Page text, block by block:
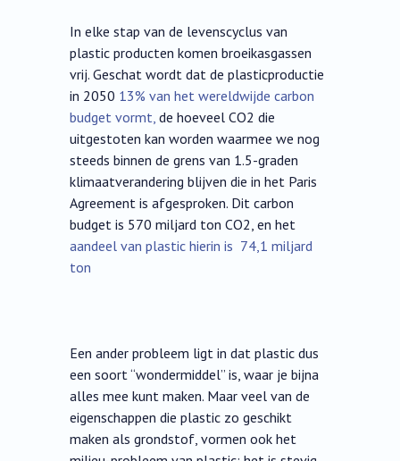
In elke stap van de levenscyclus van
plastic producten komen broeikasgassen
vrij. Geschat wordt dat de plasticproductie
in 2050 13% van het wereldwijde carbon
budget vormt, de hoeveel CO2 die
uitgestoten kan worden waarmee we nog
steeds binnen de grens van 1.5-graden
klimaatverandering blijven die in het Paris
Agreement is afgesproken. Dit carbon
budget is 570 miljard ton CO2, en het
aandeel van plastic hierin is 74,1 miljard
ton
Een ander probleem ligt in dat plastic dus
een soort “wondermiddel” is, waar je bijna
alles mee kunt maken. Maar veel van de
eigenschappen die plastic zo geschikt
maken als grondstof, vormen ook het